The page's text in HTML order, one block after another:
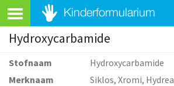
Hydroxycarbamide
Stofnaam
Hydroxycarbamide
Merknaam
Siklos, Xromi, Hydrea